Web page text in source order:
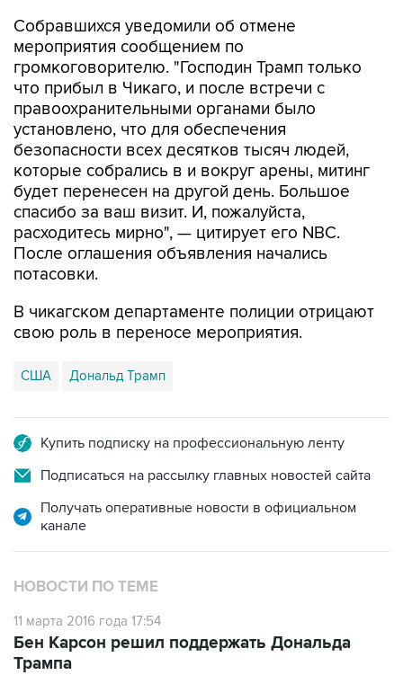
Собравшихся уведомили об отмене
мероприятия сообщением по
громкоговорителю. "Господин Трамп только
что прибыл в Чикаго, и после встречи с
правоохранительными органами было
установлено, что для обеспечения
безопасности всех десятков тысяч людей,
которые собрались в и вокруг арены, митинг
будет перенесен на другой день. Большое
спасибо за ваш визит. И, пожалуйста,
расходитесь мирно", — цитирует его NBC.
После оглашения объявления начались
потасовки.
В чикагском департаменте полиции отрицают
свою роль в переносе мероприятия.
США Дональд Трамп
Купить подписку на профессиональную ленту
Подписаться на рассылку главных новостей сайта
Получать оперативные новости в официальном
канале
НОВОСТИ ПО ТЕМЕ
11 марта 2016 года 17:54
Бен Карсон решил поддержать Дональда
Трампа